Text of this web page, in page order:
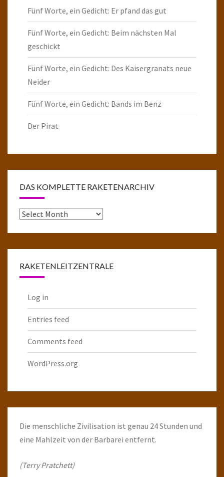
Fünf Worte, ein Gedicht: Er pfand das gut
Fünf Worte, ein Gedicht: Beim nächsten Mal
geschickt
Fünf Worte, ein Gedicht: Des Kaisergranats neue
Neider
Fünf Worte, ein Gedicht: Bands im Benz
Der Pirat
DAS KOMPLETTE RAKETENARCHIV
Das
RAKETENLEITZENTRALE
Log in
Entries feed
Comments feed
WordPress.org
Die menschliche Zivilisation ist genau 24 Stunden und
eine Mahlzeit von der Barbarei entfernt.
(Terry Pratchett)